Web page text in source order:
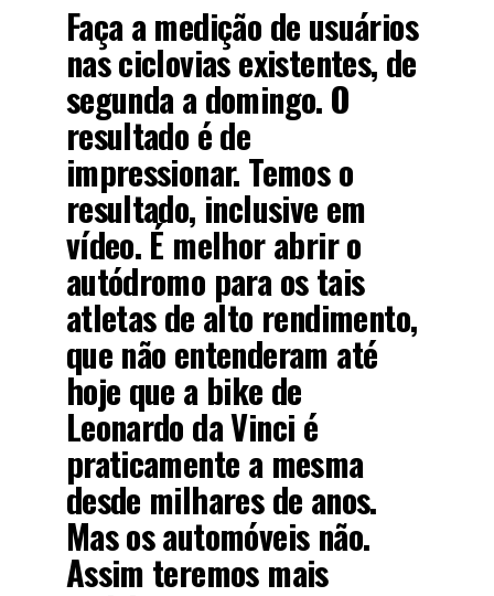
Faça a medição de usuários
nas ciclovias existentes, de
segunda a domingo. O
resultado é de
impressionar. Temos o
resultado, inclusive em
vídeo. É melhor abrir o
autódromo para os tais
atletas de alto rendimento,
que não entenderam até
hoje que a bike de
Leonardo da Vinci é
praticamente a mesma
desde milhares de anos.
Mas os automóveis não.
Assim teremos mais